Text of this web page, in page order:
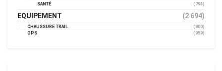
SANTÉ
(794)
EQUIPEMENT (2 694)
CHAUSSURE TRAIL
(800)
GPS
(959)